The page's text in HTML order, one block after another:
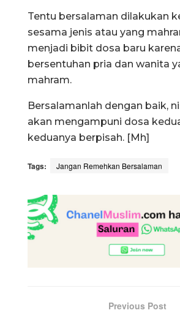
Tentu bersalaman dilakukan
sesama jenis atau yang
menjadi bibit dosa baru
bersentuhan pria dan wanita
mahram.
Bersalamanlah dengan baik,
akan mengampuni dosa
keduanya berpisah. [Mh]
Tags: Jangan Remehkan Bersalaman
Previous Post